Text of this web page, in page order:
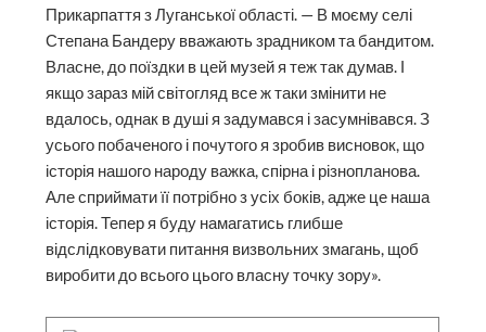
Прикарпаття з Луганської області. — В моєму селі
Степана Бандеру вважають зрадником та бандитом.
Власне, до поїздки в цей музей я теж так думав. І
якщо зараз мій світогляд все ж таки змінити не
вдалось, однак в душі я задумався і засумнівався. З
усього побаченого і почутого я зробив висновок, що
історія нашого народу важка, спірна і різнопланова.
Але сприймати її потрібно з усіх боків, адже це наша
історія. Тепер я буду намагатись глибше
відслідковувати питання визвольних змагань, щоб
виробити до всього цього власну точку зору».